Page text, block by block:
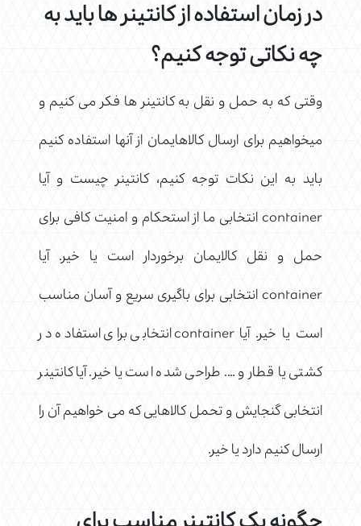
در زمان استفاده از کانتینر ها باید به
چه نکاتی توجه کنیم؟
وقتی که به حمل و نقل به کانتینر ها فکر می کنیم و
میخواهیم برای ارسال کالاهایمان از آنها استفاده کنیم
باید به این نکات توجه کنیم، کانتینر چیست و آیا
container انتخابی ما از استحکام و امنیت کافی برای
حمل و نقل کالایمان برخوردار است یا خیر. آیا
container انتخابی برای باگیری سریع و آسان مناسب
است یا خیر. آیا container انتخابی برای استفاده در
کشتی یا قطار و …. طراحی شده است یا خیر. آیا کانتینر
انتخابی گنجایش و تحمل کالاهایی که می خواهیم آن را
ارسال کنیم دارد یا خیر.